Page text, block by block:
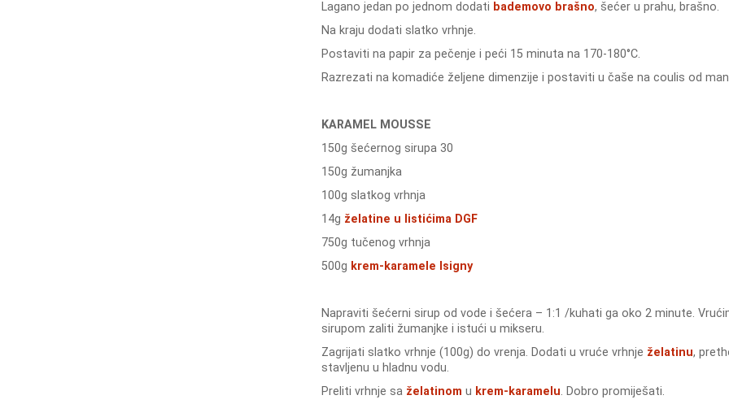
Lagano jedan po jednom dodati bademovo brašno, šećer u prahu, brašno.
Na kraju dodati slatko vrhnje.
Postaviti na papir za pečenje i peći 15 minuta na 170-180°C.
Razrezati na komadiće željene dimenzije i postaviti u čaše na coulis od
KARAMEL MOUSSE
150g šećernog sirupa 30
150g žumanjka
100g slatkog vrhnja
14g želatine u listićima DGF
750g tučenog vrhnja
500g krem-karamele Isigny
Napraviti šećerni sirup od vode i šećera – 1:1 /kuhati ga oko 2 minute.
sirupom zaliti žumanjke i istući u mikseru.
Zagrijati slatko vrhnje (100g) do vrenja. Dodati u vruće vrhnje želatinu,
stavljenu u hladnu vodu.
Preliti vrhnje sa želatinom u krem-karamelu . Dobro promiješati.